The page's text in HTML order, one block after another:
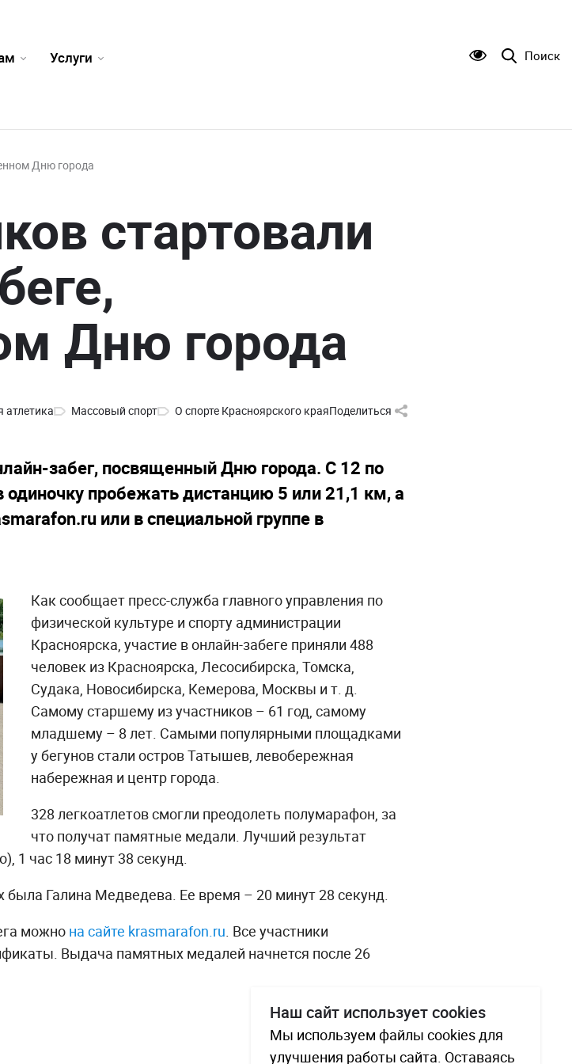
Услуги Поиск
Дню города
стартовали
Дню города
атлетика Массовый спорт О спорте Красноярского краяПоделиться
забег, посвященный Дню города. С 12 по
пробежать дистанцию 5 или 21,1 км, а
или в специальной группе в
Как сообщает пресс-служба главного управления по
физической культуре и спорту администрации
Красноярска, участие в онлайн-забеге приняли 488
человек из Красноярска, Лесосибирска, Томска,
Судака, Новосибирска, Кемерова, Москвы и т. д.
Самому старшему из участников – 61 год, самому
младшему – 8 лет. Самыми популярными площадками
у бегунов стали остров Татышев, левобережная
набережная и центр города.
328 легкоатлетов смогли преодолеть полумарафон, за
что получат памятные медали. Лучший результат
1 час 18 минут 38 секунд.
Галина Медведева. Ее время – 20 минут 28 секунд.
можно на сайте krasmarafon.ru. Все участники
Выдача памятных медалей начнется после 26
Наш сайт использует cookies
Мы используем файлы cookies для
улучшения работы сайта. Оставаясь